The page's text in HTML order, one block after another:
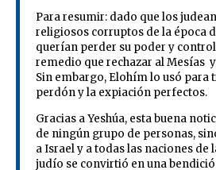
Para resumir: dado que los
religiosos corruptos de la época
querían perder su poder y
remedio que rechazar al Mesías
Sin embargo, Elohím lo usó para
perdón y la expiación perfectos.
Gracias a Yeshúa, esta buena
de ningún grupo de personas,
a Israel y a todas las naciones de
judío se convirtió en una